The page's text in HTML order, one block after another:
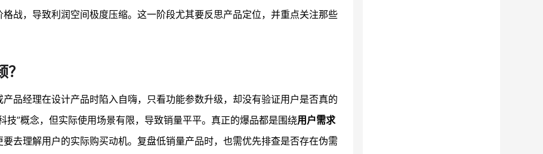
战，导致利润空间极度压缩。这一阶段尤其要反思产品定位，并重点关注那些
产品经理在设计产品时陷入自嗨，只看功能参数升级，却没有验证用户是否真的
技”概念，但实际使用场景有限，导致销量平平。真正的爆品都是围绕用户需求
去理解用户的实际购买动机。复盘低销量产品时，也需优先排查是否存在伪需